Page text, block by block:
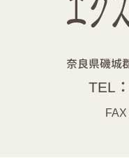
奈良県磯城
TEL：